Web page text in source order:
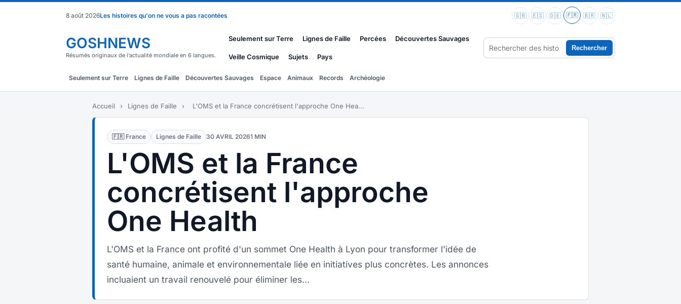
8 août 2026Les histoires qu'on ne vous a pas racontées 🇬🇧 🇪🇸 🇩🇪 🇫🇷 🇧🇷 🇳🇱
GOSHNEWS
Résumés originaux de l’actualité mondiale en 6 langues.
Seulement sur Terre Lignes de Faille Percées Découvertes Sauvages
Veille Cosmique Sujets Pays
Rechercher
Seulement sur Terre Lignes de Faille Découvertes Sauvages Espace Animaux Records Archéologie
Accueil › Lignes de Faille › L'OMS et la France concrétisent l'approche One Hea...
🇫🇷 France Lignes de Faille 30 AVRIL 20261 MIN
L'OMS et la France
concrétisent l'approche
One Health
L'OMS et la France ont profité d'un sommet One Health à Lyon pour transformer l'idée de
santé humaine, animale et environnementale liée en initiatives plus concrètes. Les annonces
incluaient un travail renouvelé pour éliminer les...